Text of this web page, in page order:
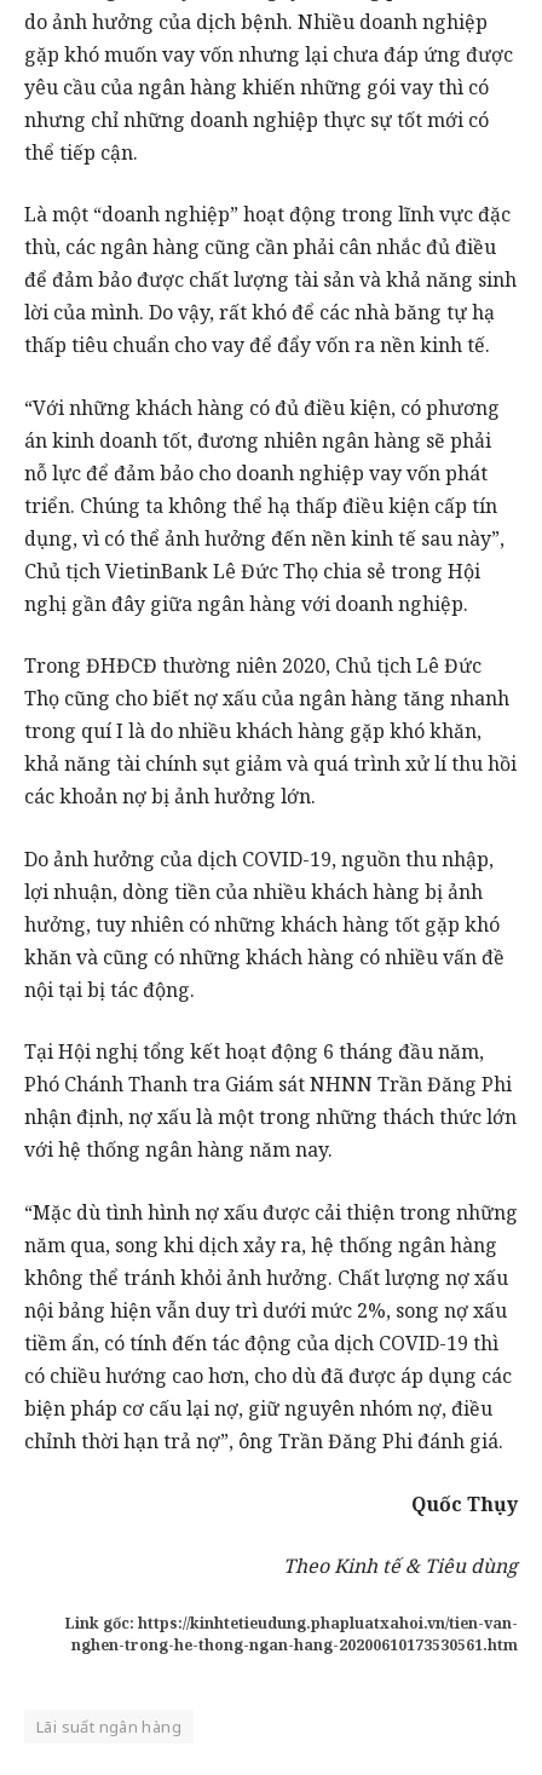
do ảnh hưởng của dịch bệnh. Nhiều doanh nghiệp
gặp khó muốn vay vốn nhưng lại chưa đáp ứng được
yêu cầu của ngân hàng khiến những gói vay thì có
nhưng chỉ những doanh nghiệp thực sự tốt mới có
thể tiếp cận.
Là một “doanh nghiệp” hoạt động trong lĩnh vực đặc
thù, các ngân hàng cũng cần phải cân nhắc đủ điều
để đảm bảo được chất lượng tài sản và khả năng sinh
lời của mình. Do vậy, rất khó để các nhà băng tự hạ
thấp tiêu chuẩn cho vay để đẩy vốn ra nền kinh tế.
“Với những khách hàng có đủ điều kiện, có phương
án kinh doanh tốt, đương nhiên ngân hàng sẽ phải
nỗ lực để đảm bảo cho doanh nghiệp vay vốn phát
triển. Chúng ta không thể hạ thấp điều kiện cấp tín
dụng, vì có thể ảnh hưởng đến nền kinh tế sau này”,
Chủ tịch VietinBank Lê Đức Thọ chia sẻ trong Hội
nghị gần đây giữa ngân hàng với doanh nghiệp.
Trong ĐHĐCĐ thường niên 2020, Chủ tịch Lê Đức
Thọ cũng cho biết nợ xấu của ngân hàng tăng nhanh
trong quí I là do nhiều khách hàng gặp khó khăn,
khả năng tài chính sụt giảm và quá trình xử lí thu hồi
các khoản nợ bị ảnh hưởng lớn.
Do ảnh hưởng của dịch COVID-19, nguồn thu nhập,
lợi nhuận, dòng tiền của nhiều khách hàng bị ảnh
hưởng, tuy nhiên có những khách hàng tốt gặp khó
khăn và cũng có những khách hàng có nhiều vấn đề
nội tại bị tác động.
Tại Hội nghị tổng kết hoạt động 6 tháng đầu năm,
Phó Chánh Thanh tra Giám sát NHNN Trần Đăng Phi
nhận định, nợ xấu là một trong những thách thức lớn
với hệ thống ngân hàng năm nay.
“Mặc dù tình hình nợ xấu được cải thiện trong những
năm qua, song khi dịch xảy ra, hệ thống ngân hàng
không thể tránh khỏi ảnh hưởng. Chất lượng nợ xấu
nội bảng hiện vẫn duy trì dưới mức 2%, song nợ xấu
tiềm ẩn, có tính đến tác động của dịch COVID-19 thì
có chiều hướng cao hơn, cho dù đã được áp dụng các
biện pháp cơ cấu lại nợ, giữ nguyên nhóm nợ, điều
chỉnh thời hạn trả nợ”, ông Trần Đăng Phi đánh giá.
Quốc Thụy
Theo Kinh tế & Tiêu dùng
Link gốc: https://kinhtetieudung.phapluatxahoi.vn/tien-van-
nghen-trong-he-thong-ngan-hang-20200610173530561.htm
Lãi suất ngân hàng